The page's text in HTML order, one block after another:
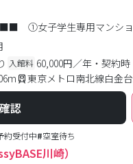
■■ ①女子学生専用マン
入館料 60,000円／年・契約時
東京メトロ南北線白金
認
約受付中#空室待ち
川崎）